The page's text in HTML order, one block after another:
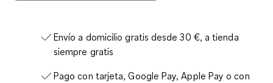
Envío a domicilio gratis desde 30 €, a tienda
siempre gratis
Pago con tarjeta, Google Pay, Apple Pay o con